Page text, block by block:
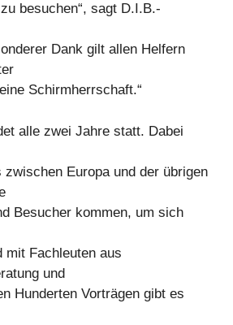
besuchen“, sagt D.I.B.-
Dank gilt allen Helfern
Schirmherrschaft.“
alle zwei Jahre statt. Dabei
Europa und der übrigen
Besucher kommen, um sich
mit Fachleuten aus
und
Hunderten Vorträgen gibt es